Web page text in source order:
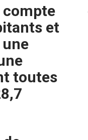
et
toutes